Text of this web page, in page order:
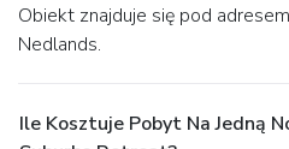
Obiekt znajduje się pod adresem 2 Archdeacon Street w
Nedlands.
Ile Kosztuje Pobyt Na Jedną